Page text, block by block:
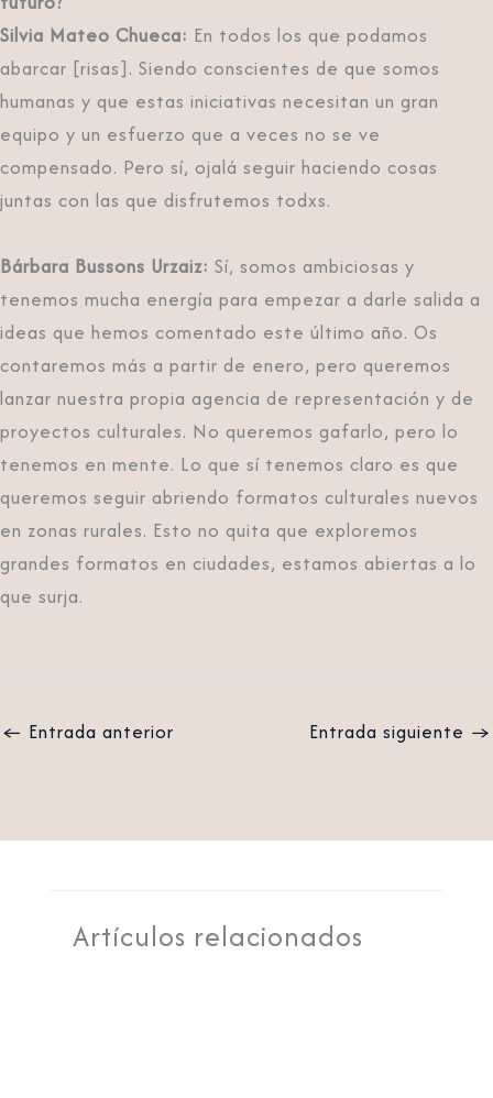
Silvia Mateo Chueca: En todos los que podamos
abarcar [risas]. Siendo conscientes de que somos
humanas y que estas iniciativas necesitan un gran
equipo y un esfuerzo que a veces no se ve
compensado. Pero sí, ojalá seguir haciendo cosas
juntas con las que disfrutemos todxs.
Bárbara Bussons Urzaiz: Sí, somos ambiciosas y
tenemos mucha energía para empezar a darle salida a
ideas que hemos comentado este último año. Os
contaremos más a partir de enero, pero queremos
lanzar nuestra propia agencia de representación y de
proyectos culturales. No queremos gafarlo, pero lo
tenemos en mente. Lo que sí tenemos claro es que
queremos seguir abriendo formatos culturales nuevos
en zonas rurales. Esto no quita que exploremos
grandes formatos en ciudades, estamos abiertas a lo
que surja.
← Entrada anterior Entrada siguiente →
Artículos relacionados